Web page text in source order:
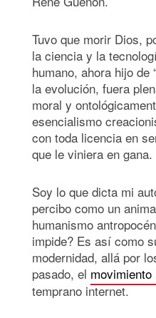
Tuvo que morir Dios,
la ciencia y la
humano, ahora hijo de
la evolución, fuera
moral y
esencialismo
con toda licencia en
que le viniera en gana.
Soy lo que dicta mi
percibo como un
humanismo
impide? Es así como
modernidad, allá por
pasado, el movimiento
temprano internet.